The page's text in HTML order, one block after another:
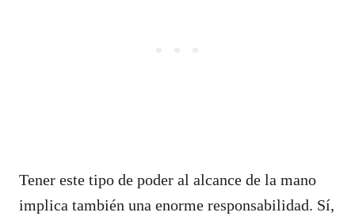
Tener este tipo de poder al alcance de la mano
implica también una enorme responsabilidad. Sí,